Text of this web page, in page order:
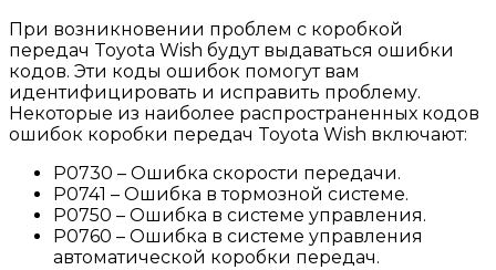
При возникновении проблем с коробкой
передач Toyota Wish будут выдаваться ошибки
кодов. Эти коды ошибок помогут вам
идентифицировать и исправить проблему.
Некоторые из наиболее распространенных кодов
ошибок коробки передач Toyota Wish включают:
P0730 – Ошибка скорости передачи.
P0741 – Ошибка в тормозной системе.
P0750 – Ошибка в системе управления.
P0760 – Ошибка в системе управления
автоматической коробки передач.